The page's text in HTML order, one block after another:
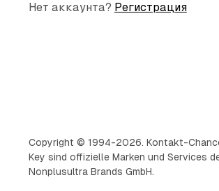
Нет аккаунта? Регистрация
Copyright © 1994-2026. Kontakt-
Key sind offizielle Marken und Services
Nonplusultra Brands GmbH.